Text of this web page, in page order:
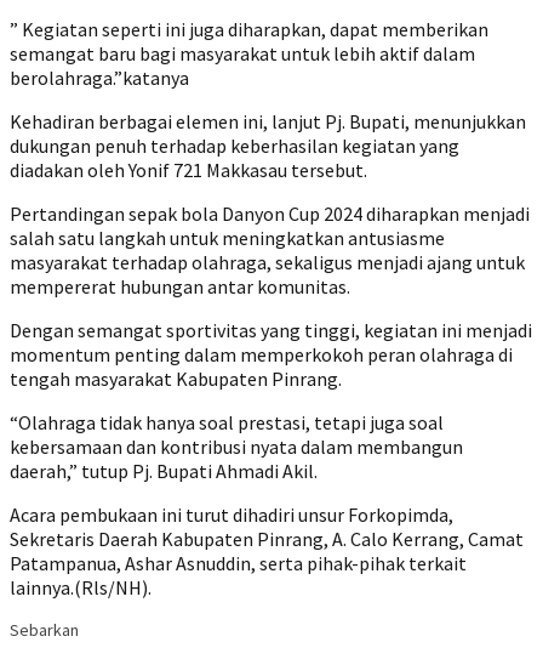
” Kegiatan seperti ini juga diharapkan, dapat memberikan
semangat baru bagi masyarakat untuk lebih aktif dalam
berolahraga.”katanya
Kehadiran berbagai elemen ini, lanjut Pj. Bupati, menunjukkan
dukungan penuh terhadap keberhasilan kegiatan yang
diadakan oleh Yonif 721 Makkasau tersebut.
Pertandingan sepak bola Danyon Cup 2024 diharapkan menjadi
salah satu langkah untuk meningkatkan antusiasme
masyarakat terhadap olahraga, sekaligus menjadi ajang untuk
mempererat hubungan antar komunitas.
Dengan semangat sportivitas yang tinggi, kegiatan ini menjadi
momentum penting dalam memperkokoh peran olahraga di
tengah masyarakat Kabupaten Pinrang.
“Olahraga tidak hanya soal prestasi, tetapi juga soal
kebersamaan dan kontribusi nyata dalam membangun
daerah,” tutup Pj. Bupati Ahmadi Akil.
Acara pembukaan ini turut dihadiri unsur Forkopimda,
Sekretaris Daerah Kabupaten Pinrang, A. Calo Kerrang, Camat
Patampanua, Ashar Asnuddin, serta pihak-pihak terkait
lainnya.(Rls/NH).
Sebarkan